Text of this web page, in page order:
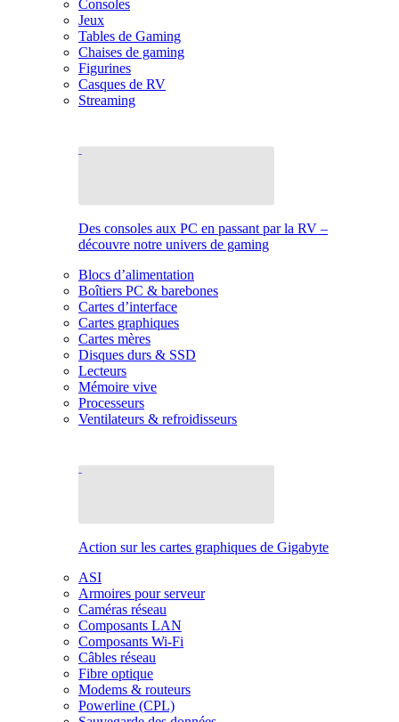
Consoles
Jeux
Tables de Gaming
Chaises de gaming
Figurines
Casques de RV
Streaming
Des consoles aux PC en passant par la RV –
découvre notre univers de gaming
Blocs d’alimentation
Boîtiers PC & barebones
Cartes d’interface
Cartes graphiques
Cartes mères
Disques durs & SSD
Lecteurs
Mémoire vive
Processeurs
Ventilateurs & refroidisseurs
Action sur les cartes graphiques de Gigabyte
ASI
Armoires pour serveur
Caméras réseau
Composants LAN
Composants Wi-Fi
Câbles réseau
Fibre optique
Modems & routeurs
Powerline (CPL)